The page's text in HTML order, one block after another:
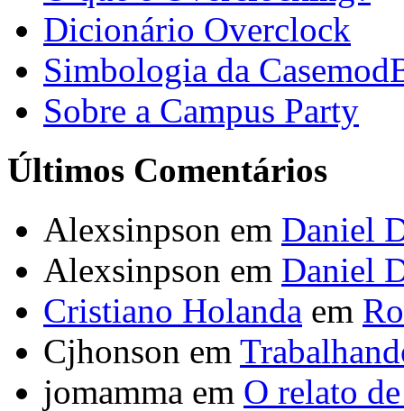
Dicionário Overclock
Simbologia da
Sobre a Campus Party
Últimos Comentários
Alexsinpson em Daniel
Alexsinpson em Daniel
Cristiano Holanda em
Cjhonson em
jomamma em O relato